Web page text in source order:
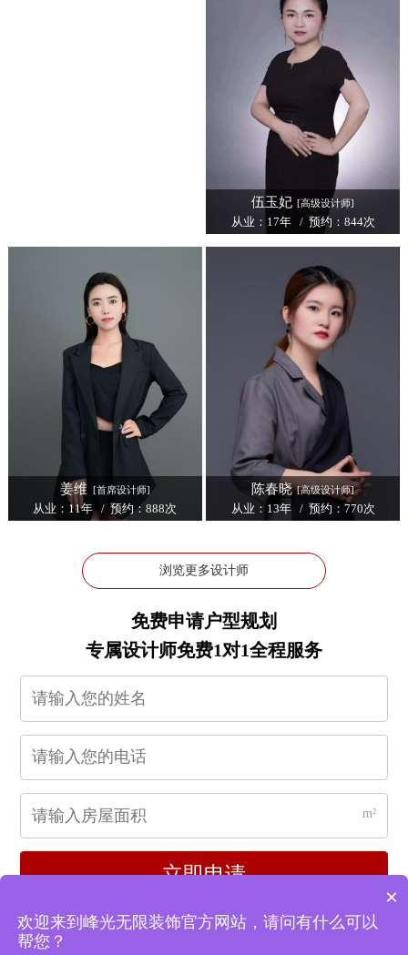
伍玉妃 [高级设计师]
从业：17年 / 预约：844次
姜维 [首席设计师]
从业：11年 / 预约：888次
陈春晓 [高级设计师]
从业：13年 / 预约：770次
浏览更多设计师
免费申请户型规划
专属设计师免费1对1全程服务
m²
立即申请
×
欢迎来到峰光无限装饰官方网站，请问有什么可以
帮您？